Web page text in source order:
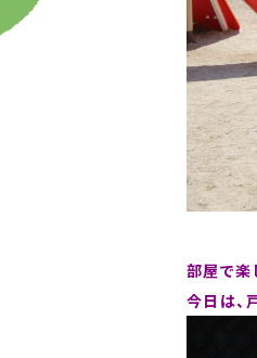
部屋で楽
今日は、